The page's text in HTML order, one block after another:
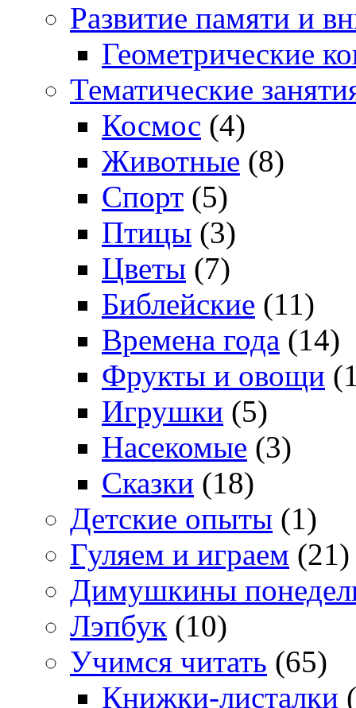
Развитие памяти и
Геометрические
Тематические
Космос (4)
Животные (8)
Спорт (5)
Птицы (3)
Цветы (7)
Библейские (11)
Времена года (14)
Фрукты и овощи
Игрушки (5)
Насекомые (3)
Сказки (18)
Детские опыты (1)
Гуляем и играем (21)
Димушкины
Лэпбук (10)
Учимся читать (65)
Книжки-листалки